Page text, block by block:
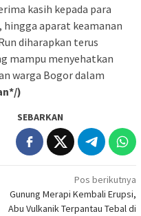
kasih kepada para
aparat keamanan
diharapkan terus
mampu menyehatkan
warga Bogor dalam
)
SEBARKAN
Pos berikutnya
Gunung Merapi Kembali Erupsi,
Abu Vulkanik Terpantau Tebal di